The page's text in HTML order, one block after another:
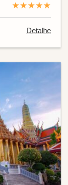
★★★★★
Detalhe